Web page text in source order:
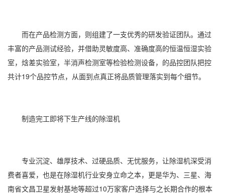
而在产品检测方面，则组建了一支优秀的研发验证团队。通过
丰富的产品测试经验，并借助灵敏度高、准确度高的恒温恒湿实验
室，焓差实验室，半消声检测室等检验检测设备，的品控团队把控
共计19个品控节点，从面到点真正将品质管理落实到每个细节。
制造完工即将下生产线的除湿机
专业沉淀、雄厚技术、过硬品质、无忧服务，让除湿机深受消
费者喜爱，也是在除湿机行业安身立命之本，更是华为、三星、海
南省文昌卫星发射基地等超过10万家客户选择与之长期合作的根本